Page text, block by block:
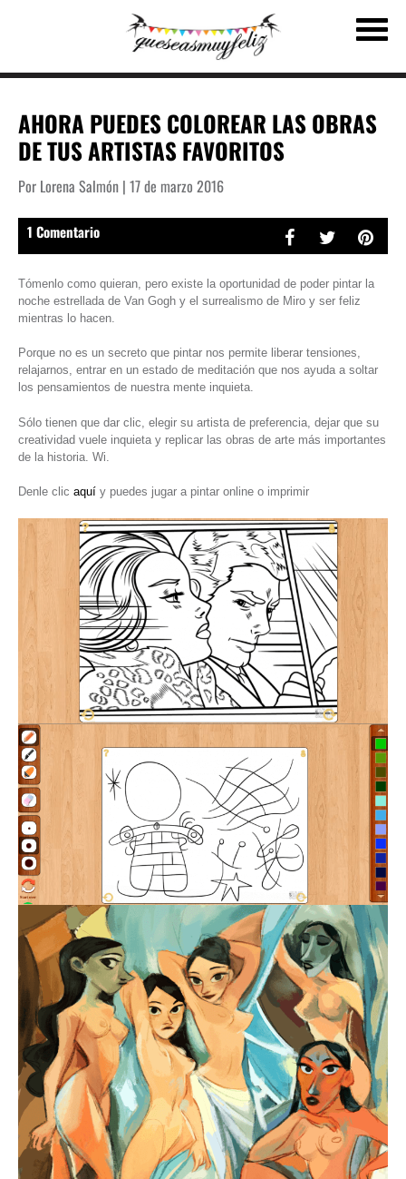
AHORA PUEDES COLOREAR LAS OBRAS
DE TUS ARTISTAS FAVORITOS
Por Lorena Salmón | 17 de marzo 2016
1 Comentario
Tómenlo como quieran, pero existe la oportunidad de poder pintar la
noche estrellada de Van Gogh y el surrealismo de Miro y ser feliz
mientras lo hacen.
Porque no es un secreto que pintar nos permite liberar tensiones,
relajarnos, entrar en un estado de meditación que nos ayuda a soltar
los pensamientos de nuestra mente inquieta.
Sólo tienen que dar clic, elegir su artista de preferencia, dejar que su
creatividad vuele inquieta y replicar las obras de arte más importantes
de la historia. Wi.
Denle clic aquí y puedes jugar a pintar online o imprimir